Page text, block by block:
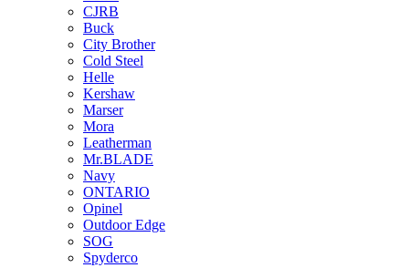
CJRB
Buck
City Brother
Cold Steel
Helle
Kershaw
Marser
Mora
Leatherman
Mr.BLADE
Navy
ONTARIO
Opinel
Outdoor Edge
SOG
Spyderco